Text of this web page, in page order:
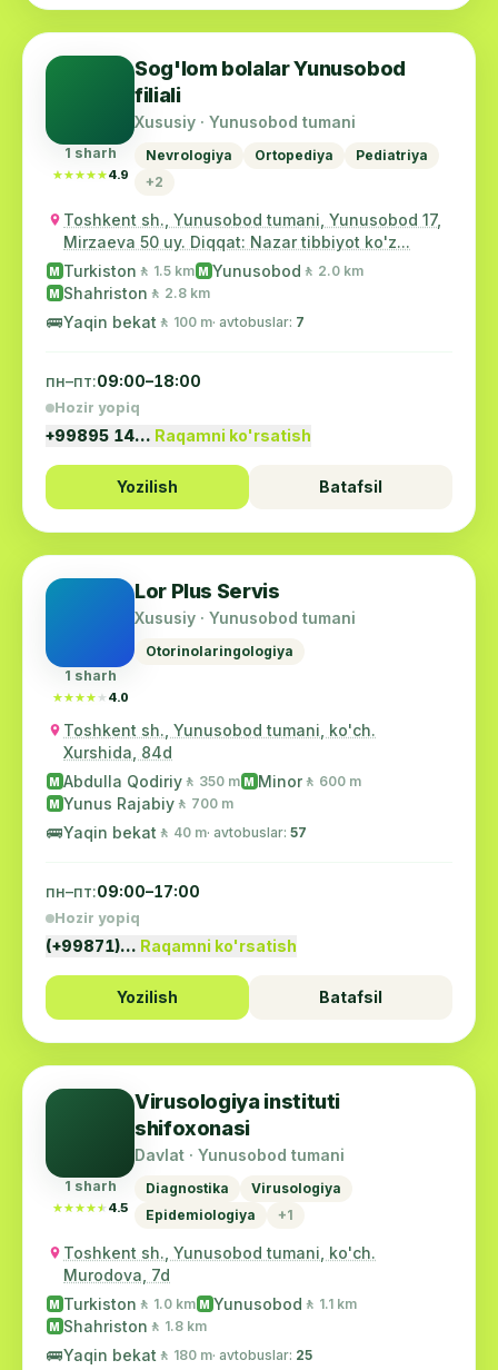
1 sharh
★★★★★
★★★★★4.9
Sog'lom bolalar Yunusobod
filiali
Xususiy · Yunusobod tumani
Nevrologiya Ortopediya
Pediatriya
+2
Toshkent sh., Yunusobod tumani, Yunusobod 17,
Mirzaeva 50 uy. Diqqat: Nazar tibbiyot ko'z...
M Turkiston 🚶 1.5 km M Yunusobod 🚶 2.0 km
M Shahriston 🚶 2.8 km
🚌Yaqin bekat 🚶 100 m· avtobuslar: 7
пн–пт:09:00–18:00
Hozir yopiq
+99895 14… Raqamni ko'rsatish
Yozilish Batafsil
1 sharh
★★★★★
★★★★★ 4.0
Lor Plus Servis
Xususiy · Yunusobod tumani
Otorinolaringologiya
Toshkent sh., Yunusobod tumani, ko'ch.
Xurshida, 84d
M Abdulla Qodiriy 🚶 350 m M Minor 🚶 600 m
M Yunus Rajabiy 🚶 700 m
🚌Yaqin bekat 🚶 40 m· avtobuslar: 57
пн–пт:09:00–17:00
Hozir yopiq
(+99871)… Raqamni ko'rsatish
Yozilish Batafsil
1 sharh
★★★★★
★★★★★ 4.5
Virusologiya instituti
shifoxonasi
Davlat · Yunusobod tumani
Diagnostika
Virusologiya
Epidemiologiya
+1
Toshkent sh., Yunusobod tumani, ko'ch.
Murodova, 7d
M Turkiston 🚶 1.0 km M Yunusobod 🚶 1.1 km
M Shahriston 🚶 1.8 km
🚌Yaqin bekat 🚶 180 m· avtobuslar: 25